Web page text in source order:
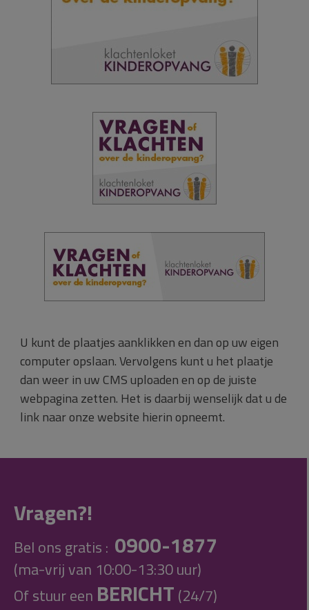
U kunt de plaatjes aanklikken en dan op uw eigen
computer opslaan. Vervolgens kunt u het plaatje
dan weer in uw CMS uploaden en op de juiste
webpagina zetten. Het is daarbij wenselijk dat u de
link naar onze website hierin opneemt.
Vragen?!
Bel ons gratis : 0900-1877
(ma-vrij van 10:00-13:30 uur)
Of stuur een BERICHT (24/7)